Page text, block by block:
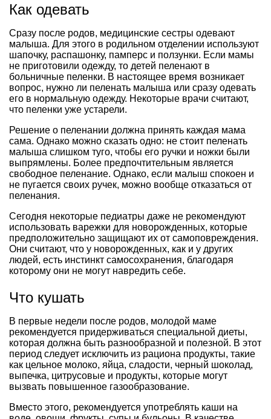
Как одевать
Сразу после родов, медицинские сестры одевают
малыша. Для этого в родильном отделении используют
шапочку, распашонку, памперс и ползунки. Если мамы
не приготовили одежду, то детей пеленают в
больничные пеленки. В настоящее время возникает
вопрос, нужно ли пеленать малыша или сразу одевать
его в нормальную одежду. Некоторые врачи считают,
что пеленки уже устарели.
Решение о пеленании должна принять каждая мама
сама. Однако можно сказать одно: не стоит пеленать
малыша слишком туго, чтобы его ручки и ножки были
выпрямлены. Более предпочтительным является
свободное пеленание. Однако, если малыш спокоен и
не пугается своих ручек, можно вообще отказаться от
пеленания.
Сегодня некоторые педиатры даже не рекомендуют
использовать варежки для новорожденных, которые
предположительно защищают их от самоповреждения.
Они считают, что у новорожденных, как и у других
людей, есть инстинкт самосохранения, благодаря
которому они не могут навредить себе.
Что кушать
В первые недели после родов, молодой маме
рекомендуется придерживаться специальной диеты,
которая должна быть разнообразной и полезной. В этот
период следует исключить из рациона продукты, такие
как цельное молоко, яйца, сладости, черный шоколад,
выпечка, цитрусовые и продукты, которые могут
вызвать повышенное газообразование.
Вместо этого, рекомендуется употреблять каши на